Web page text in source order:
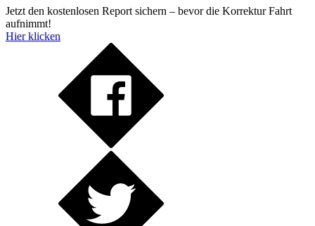
Jetzt den kostenlosen Report sichern – bevor die Korrektur Fahrt
aufnimmt!
Hier klicken